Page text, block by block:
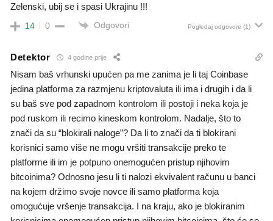
Zelenski, ubij se i spasi Ukrajinu !!!
14 0 Odgovori Pogledaj odgovore (1)
Detektor 4 godine prije
Nisam baš vrhunski upućen pa me zanima je li taj Coinbase
jedina platforma za razmjenu kriptovaluta ili ima i drugih i da li
su baš sve pod zapadnom kontrolom ili postoji i neka koja je
pod ruskom ili recimo kineskom kontrolom. Nadalje, što to
znači da su “blokirali naloge”? Da li to znači da ti blokirani
korisnici samo više ne mogu vršiti transakcije preko te
platforme ili im je potpuno onemogućen pristup njihovim
bitcoinima? Odnosno jesu li ti nalozi ekvivalent računu u banci
na kojem držimo svoje novce ili samo platforma koja
omogućuje vršenje transakcija. I na kraju, ako je blokiranim